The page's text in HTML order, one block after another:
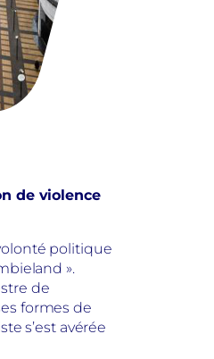
de violence
politique
».
de
formes de
s’est avérée